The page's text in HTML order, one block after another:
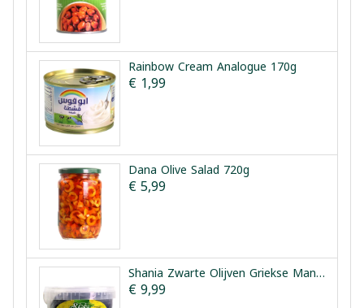
Rainbow Cream Analogue 170g
€ 1,99
Dana Olive Salad 720g
€ 5,99
Shania Zwarte Olijven Griekse Manier 1.5kg
€ 9,99